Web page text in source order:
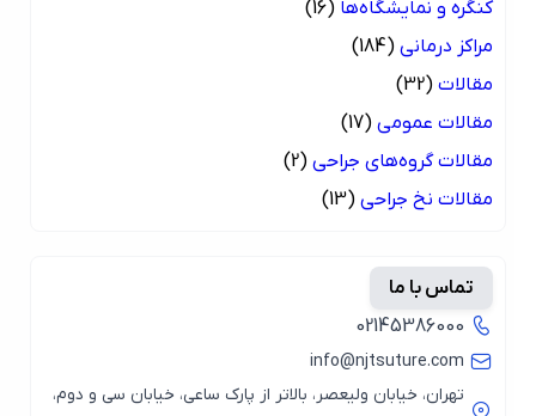
کنگره و نمایشگاه‌ها (16)
مراکز درمانی (184)
مقالات (32)
مقالات عمومی (17)
مقالات گروه‌های جراحی (2)
مقالات نخ جراحی (13)
تماس با ما
02145386000
info@njtsuture.com
تهران، خیابان ولیعصر، بالاتر از پارک ساعی، خیابان سی و دوم،